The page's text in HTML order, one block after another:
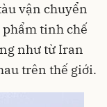
vận chuyển
tinh chế
như từ Iran
trên thế giới.